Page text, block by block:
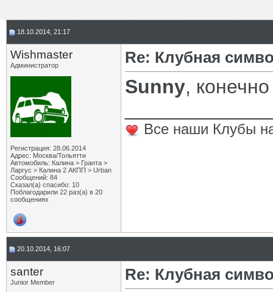
18.10.2014, 21:17
Wishmaster
Администратор
Регистрация: 28.06.2014
Адрес: Москва/Тольятти
Автомобиль: Калина > Гранта >
Ларгус > Калина 2 АКПП > Urban
Сообщений: 84
Сказал(а) спасибо: 10
Поблагодарили 22 раз(а) в 20
сообщениях
Re: Клубная
Sunny,
Все наши Клубы
20.10.2014, 16:07
santer
Junior Member Re: Клубная